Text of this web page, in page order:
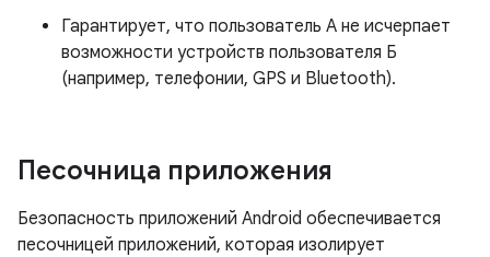
Гарантирует, что пользователь А не исчерпает
возможности устройств пользователя Б
(например, телефонии, GPS и Bluetooth).
Песочница приложения
Безопасность приложений Android обеспечивается
песочницей приложений, которая изолирует